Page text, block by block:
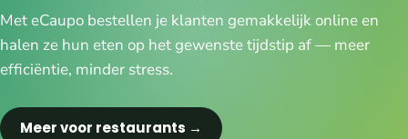
Met eCaupo bestellen je klanten gemakkelijk online en
halen ze hun eten op het gewenste tijdstip af — meer
efficiëntie, minder stress.
Meer voor restaurants →